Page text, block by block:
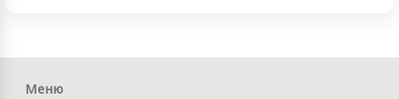
Меню